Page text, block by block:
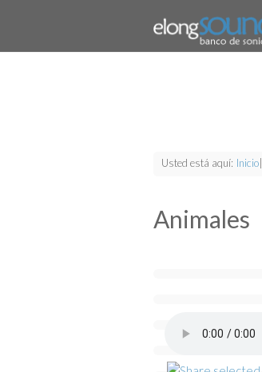
Usted está aquí: Inicio
Animales